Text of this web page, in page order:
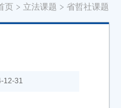
页 立法课题 省哲社课题
12-31